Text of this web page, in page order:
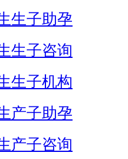
生子助孕
生子咨询
生子机构
产子助孕
产子咨询